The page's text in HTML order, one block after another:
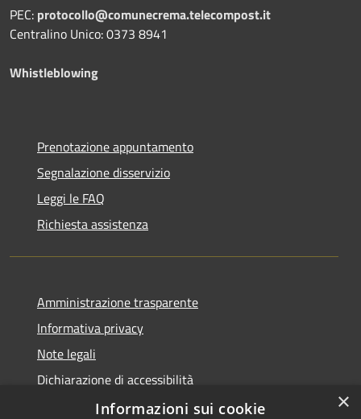
PEC: protocollo@comunecrema.telecompost.it
Centralino Unico: 0373 8941
Whistleblowing
Prenotazione appuntamento
Segnalazione disservizio
Leggi le FAQ
Richiesta assistenza
Amministrazione trasparente
Informativa privacy
Note legali
Dichiarazione di accessibilità
Piano di miglioramento dei servizi
×
Informazioni sui cookie